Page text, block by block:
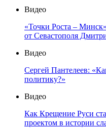
Видео
«Точки Роста –
от Севастополя
Видео
Сергей Пантелеев:
политику?»
Видео
Как Крещение Руси
проектом в истории